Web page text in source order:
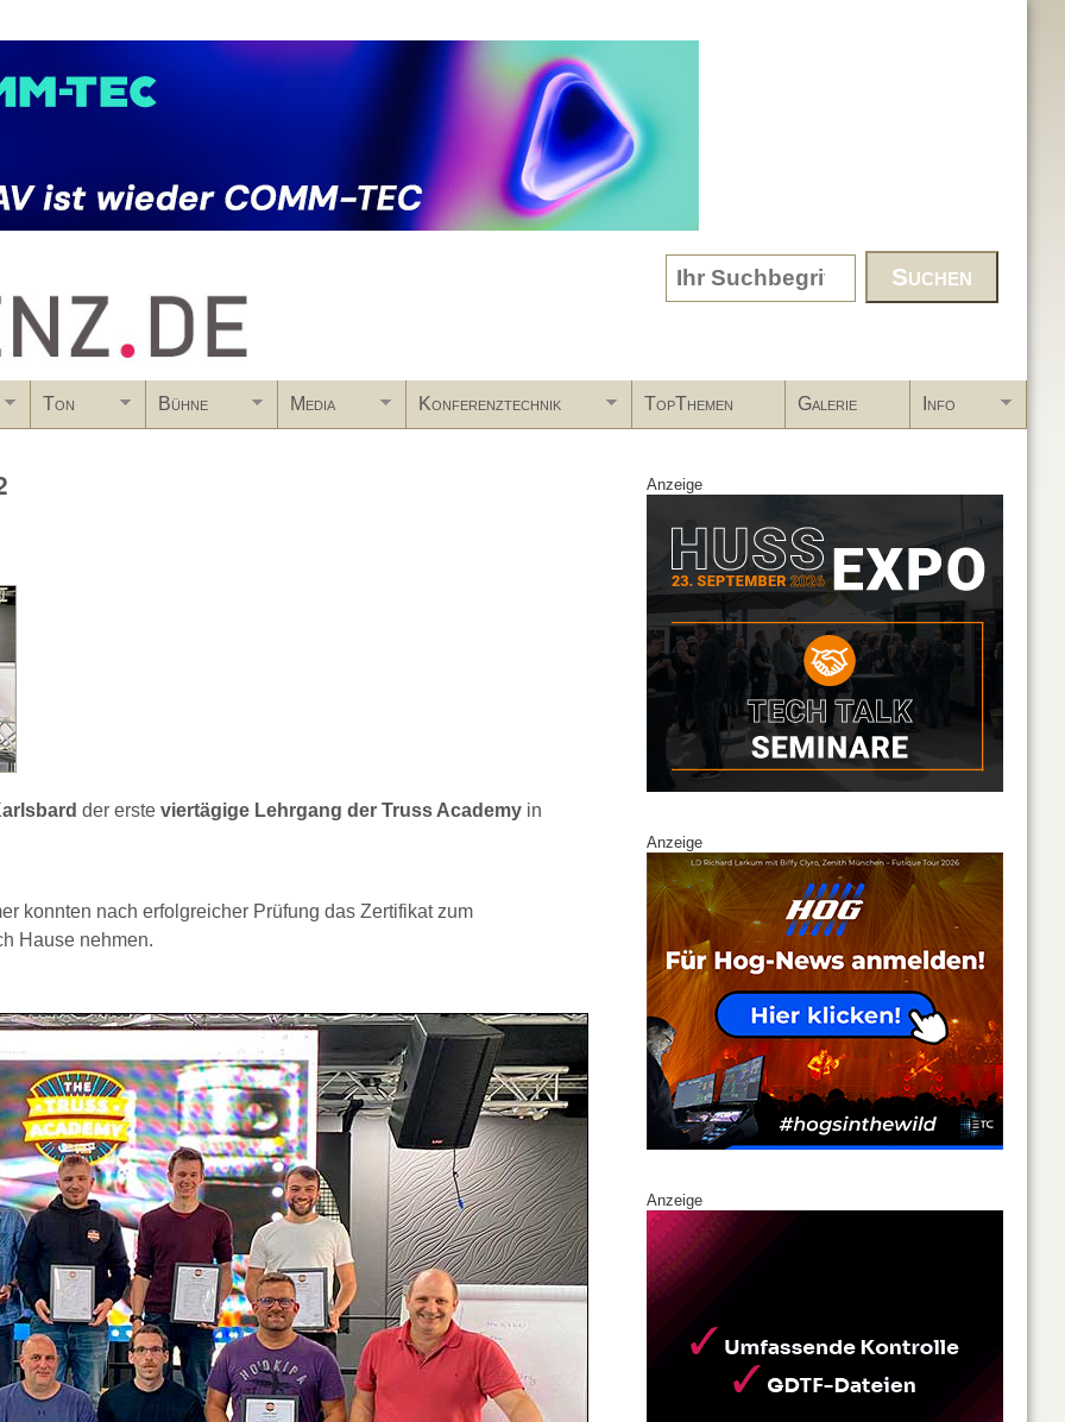
Search form
Ton Bühne Media Konferenztechnik TopThemen Galerie Info
der erste viertägige Lehrgang der Truss Academy in
konnten nach erfolgreicher Prüfung das Zertifikat zum
Hause nehmen.
Anzeige
Anzeige
Anzeige